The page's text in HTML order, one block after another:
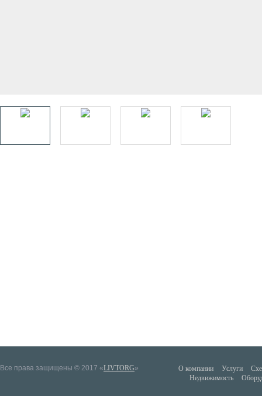
Все права защищены © 2017 «LIVTORG» О компании Услуги
Недвижимость